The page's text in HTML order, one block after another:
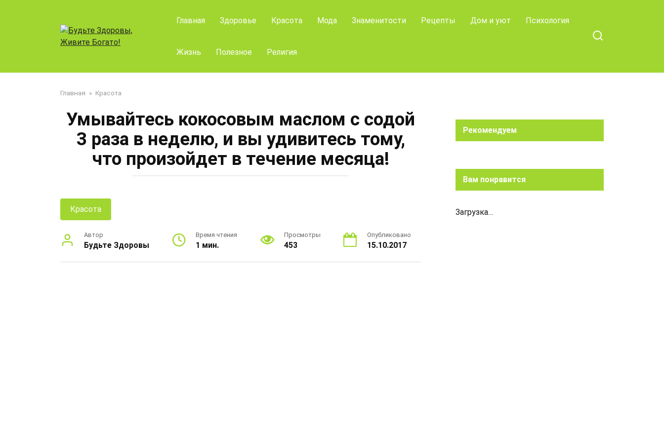
Главная Здоровье Красота Мода Знаменитости Рецепты Дом и уют Психология
Жизнь Полезное Религия
Главная » Красота
Умывайтесь кокосовым маслом с содой
3 раза в неделю, и вы удивитесь тому,
что произойдет в течение месяца!
Красота
Автор
Будьте Здоровы
Время чтения
1 мин.
Просмотры
453
Опубликовано
15.10.2017
Рекомендуем
Вам понравится
Загрузка…